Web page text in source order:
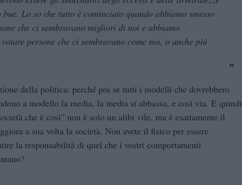
Lo so che tutto è cominciato quando abbiamo smesso
che ci sembravano migliori di noi e abbiamo
persone che ci sembravano come noi, o anche più
della politica: perché poi se tutti i modelli che dovrebbero
a modello la media, la media si abbassa, e così via. E quindi
che è così” non è solo un alibi vile, ma è esattamente il
a sua volta la società. Non avete il fisico per essere
la responsabilità di quel che i vostri comportamenti